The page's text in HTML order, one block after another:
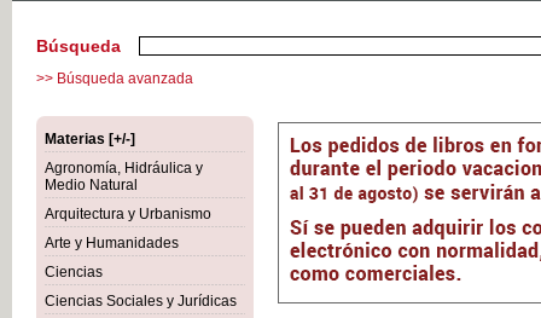
Búsqueda
>> Búsqueda avanzada
Materias [+/-]
Agronomía, Hidráulica y
Medio Natural
Arquitectura y Urbanismo
Arte y Humanidades
Ciencias
Ciencias Sociales y Jurídicas